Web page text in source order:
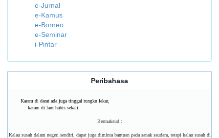
e-Jurnal
e-Kamus
e-Borneo
e-Seminar
i-Pintar
Peribahasa
Karam di darat ada juga tinggal tungku lekar,
karam di laut habis sekali.
Bermaksud :
Kalau susah dalam negeri sendiri, dapat juga diminta bantuan pada sanak saudara, tetapi kalau susah di